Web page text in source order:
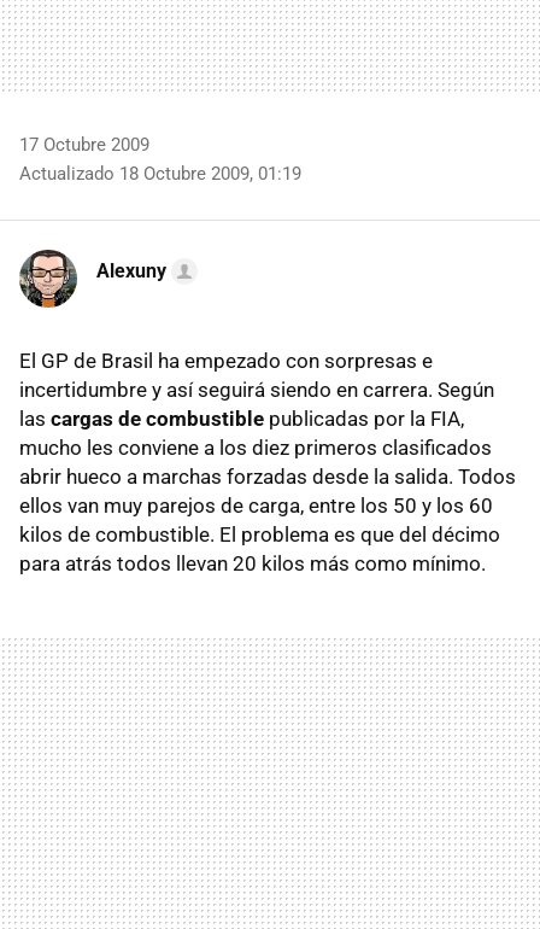
17 Octubre 2009
Actualizado 18 Octubre 2009, 01:19
Alexuny
El GP de Brasil ha empezado con sorpresas e
incertidumbre y así seguirá siendo en carrera. Según
las cargas de combustible publicadas por la FIA,
mucho les conviene a los diez primeros clasificados
abrir hueco a marchas forzadas desde la salida. Todos
ellos van muy parejos de carga, entre los 50 y los 60
kilos de combustible. El problema es que del décimo
para atrás todos llevan 20 kilos más como mínimo.